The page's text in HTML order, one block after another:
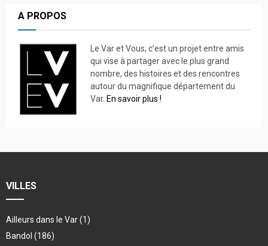
A PROPOS
Le Var et Vous, c’est un projet entre amis
qui vise à partager avec le plus grand
nombre, des histoires et des rencontres
autour du magnifique département du
Var. En savoir plus !
VILLES
Ailleurs dans le Var(1)
Bandol (186)